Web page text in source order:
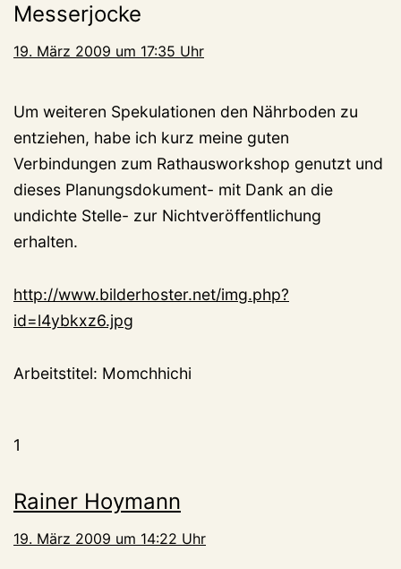
Messerjocke
19. März 2009 um 17:35 Uhr
Um weiteren Spekulationen den Nährboden zu
entziehen, habe ich kurz meine guten
Verbindungen zum Rathausworkshop genutzt und
dieses Planungsdokument- mit Dank an die
undichte Stelle- zur Nichtveröffentlichung
erhalten.
http://www.bilderhoster.net/img.php?
id=l4ybkxz6.jpg
Arbeitstitel: Momchhichi
1
Rainer Hoymann
19. März 2009 um 14:22 Uhr